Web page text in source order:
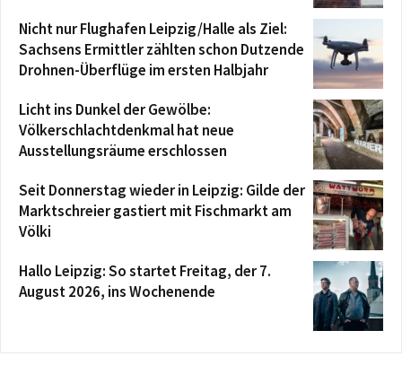
Nicht nur Flughafen Leipzig/Halle als Ziel:
Sachsens Ermittler zählten schon Dutzende
Drohnen-Überflüge im ersten Halbjahr
Licht ins Dunkel der Gewölbe:
Völkerschlachtdenkmal hat neue
Ausstellungsräume erschlossen
Seit Donnerstag wieder in Leipzig: Gilde der
Marktschreier gastiert mit Fischmarkt am
Völki
Hallo Leipzig: So startet Freitag, der 7.
August 2026, ins Wochenende